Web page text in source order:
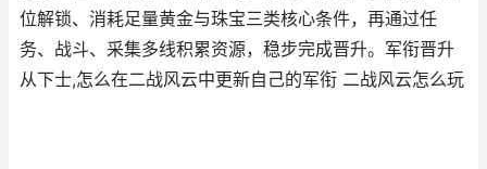
位解锁、消耗足量黄金与珠宝三类核心条件，再通过任
务、战斗、采集多线积累资源，稳步完成晋升。军衔晋升
从下士,怎么在二战风云中更新自己的军衔 二战风云怎么玩